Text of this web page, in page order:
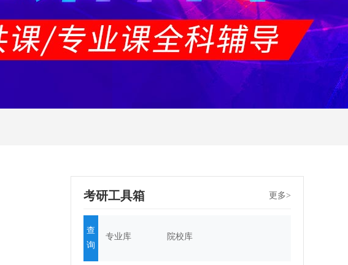
考研工具箱 更多>
查
询
专业库 院校库